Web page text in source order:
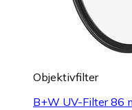
Objektivfilter
B+W UV-Filter 86